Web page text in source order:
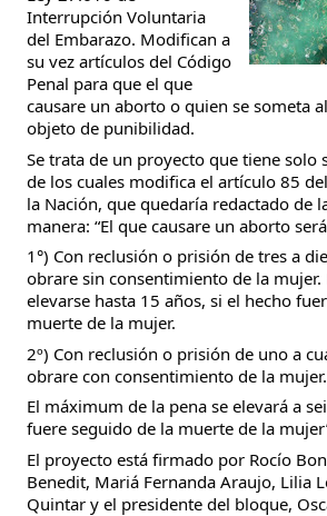
Interrupción Voluntaria
del Embarazo. Modifican a
su vez artículos del Código
Penal para que el que
causare un aborto o quien se someta
objeto de punibilidad.
Se trata de un proyecto que tiene solo
de los cuales modifica el artículo 85
la Nación, que quedaría redactado de
manera: “El que causare un aborto
1°) Con reclusión o prisión de tres a
obrare sin consentimiento de la mujer.
elevarse hasta 15 años, si el hecho
muerte de la mujer.
2º) Con reclusión o prisión de uno a
obrare con consentimiento de la mujer.
El máximum de la pena se elevará a
fuere seguido de la muerte de la
El proyecto está firmado por Rocío
Benedit, Mariá Fernanda Araujo, Lilia
Quintar y el presidente del bloque,